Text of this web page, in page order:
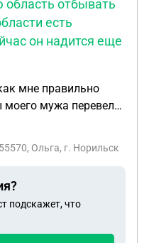
отбывать
есть
он надится еще
мне правильно
моего мужа перевели
и у меня в
Ольга, г. Норильск
подскажет, что